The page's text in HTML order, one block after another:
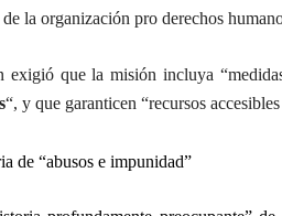
la organización pro derechos
exigió que la misión incluya
“, y que garanticen “recursos
de “abusos e impunidad”